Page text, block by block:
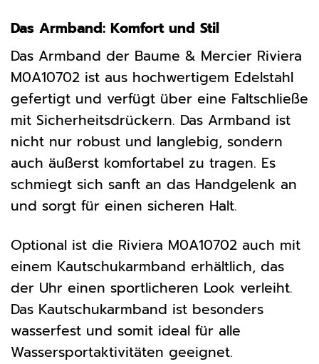
Das Armband: Komfort und Stil
Das Armband der Baume & Mercier Riviera
M0A10702 ist aus hochwertigem Edelstahl
gefertigt und verfügt über eine Faltschließe
mit Sicherheitsdrückern. Das Armband ist
nicht nur robust und langlebig, sondern
auch äußerst komfortabel zu tragen. Es
schmiegt sich sanft an das Handgelenk an
und sorgt für einen sicheren Halt.
Optional ist die Riviera M0A10702 auch mit
einem Kautschukarmband erhältlich, das
der Uhr einen sportlicheren Look verleiht.
Das Kautschukarmband ist besonders
wasserfest und somit ideal für alle
Wassersportaktivitäten geeignet.